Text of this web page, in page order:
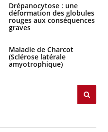
Drépanocytose : une
déformation des globules
rouges aux conséquences
graves
Maladie de Charcot
(Sclérose latérale
amyotrophique)